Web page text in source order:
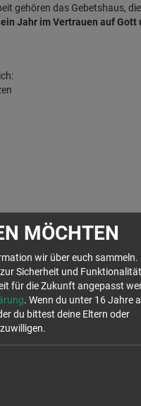
gehören das Gebetshaus,
Jahr im Vertrauen auf
und Ausland,
dich von OpenStreetMap.org
der Karte anzuzeigen. Es
dieser Cookies
Daten in den USA,
MÖCHTEN
wir über euch sammeln.
Sicherheit und
für die Zukunft angepasst
. Wenn du unter 16 Jahre
du bittest deine Eltern oder